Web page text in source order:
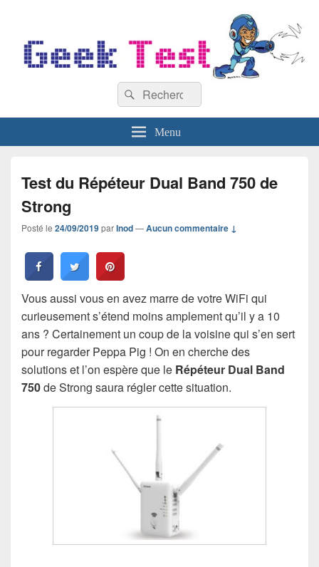
Recherche :
Rechercher
Menu
Test du Répéteur Dual Band 750 de
Strong
Posté le 24/09/2019parInod—Aucun commentaire ↓
Vous aussi vous en avez marre de votre WiFi qui
curieusement s’étend moins amplement qu’il y a 10
ans ? Certainement un coup de la voisine qui s’en sert
pour regarder Peppa Pig ! On en cherche des
solutions et l’on espère que le Répéteur Dual Band
750de Strong saura régler cette situation.